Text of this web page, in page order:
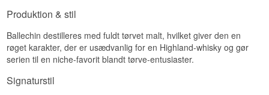
Ballechin er opkaldt efter et lille destilleri i
nærheden af Edradour, som lukkede i 1920'erne
— Edradour genoplivede navnet i 2003 til sin
Produktion & stil
Ballechin destilleres med fuldt tørvet malt, hvilket giver den en
røget karakter, der er usædvanlig for en Highland-whisky og gør
serien til en niche-favorit blandt tørve-entusiaster.
Signaturstil